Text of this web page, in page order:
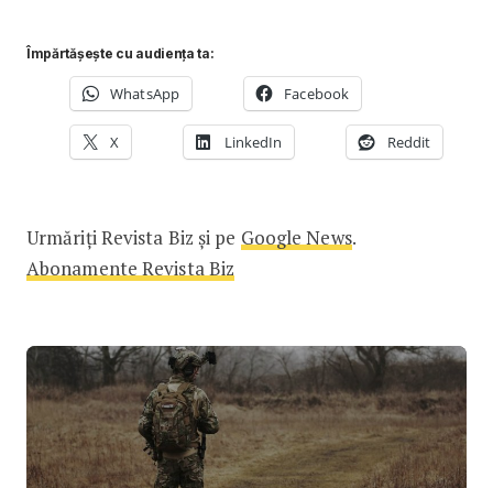
Împărtășește cu audiența ta:
WhatsApp Facebook
X LinkedIn Reddit
Urmăriți Revista Biz și pe Google News.
Abonamente Revista Biz